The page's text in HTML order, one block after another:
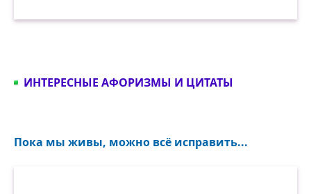
ИНТЕРЕСНЫЕ АФОРИЗМЫ И ЦИТАТЫ
Пока мы живы, можно всё исправить...